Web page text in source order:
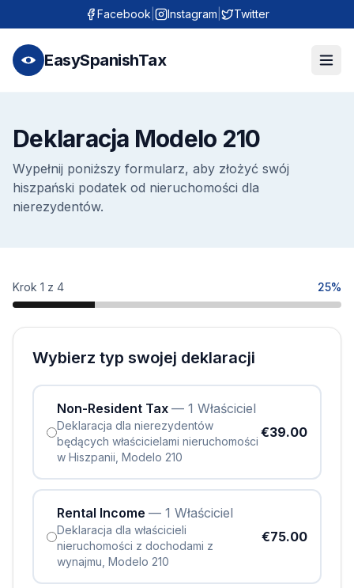
Facebook Instagram Twitter
EasySpanishTax
Deklaracja Modelo 210
Wypełnij poniższy formularz, aby złożyć swój
hiszpański podatek od nieruchomości dla
nierezydentów.
Krok 1 z 4 25%
Wybierz typ swojej deklaracji
Non-Resident Tax — 1 Właściciel
Deklaracja dla nierezydentów
będących właścicielami nieruchomości
w Hiszpanii, Modelo 210
€39.00
Rental Income — 1 Właściciel
Deklaracja dla właścicieli
nieruchomości z dochodami z
wynajmu, Modelo 210
€75.00